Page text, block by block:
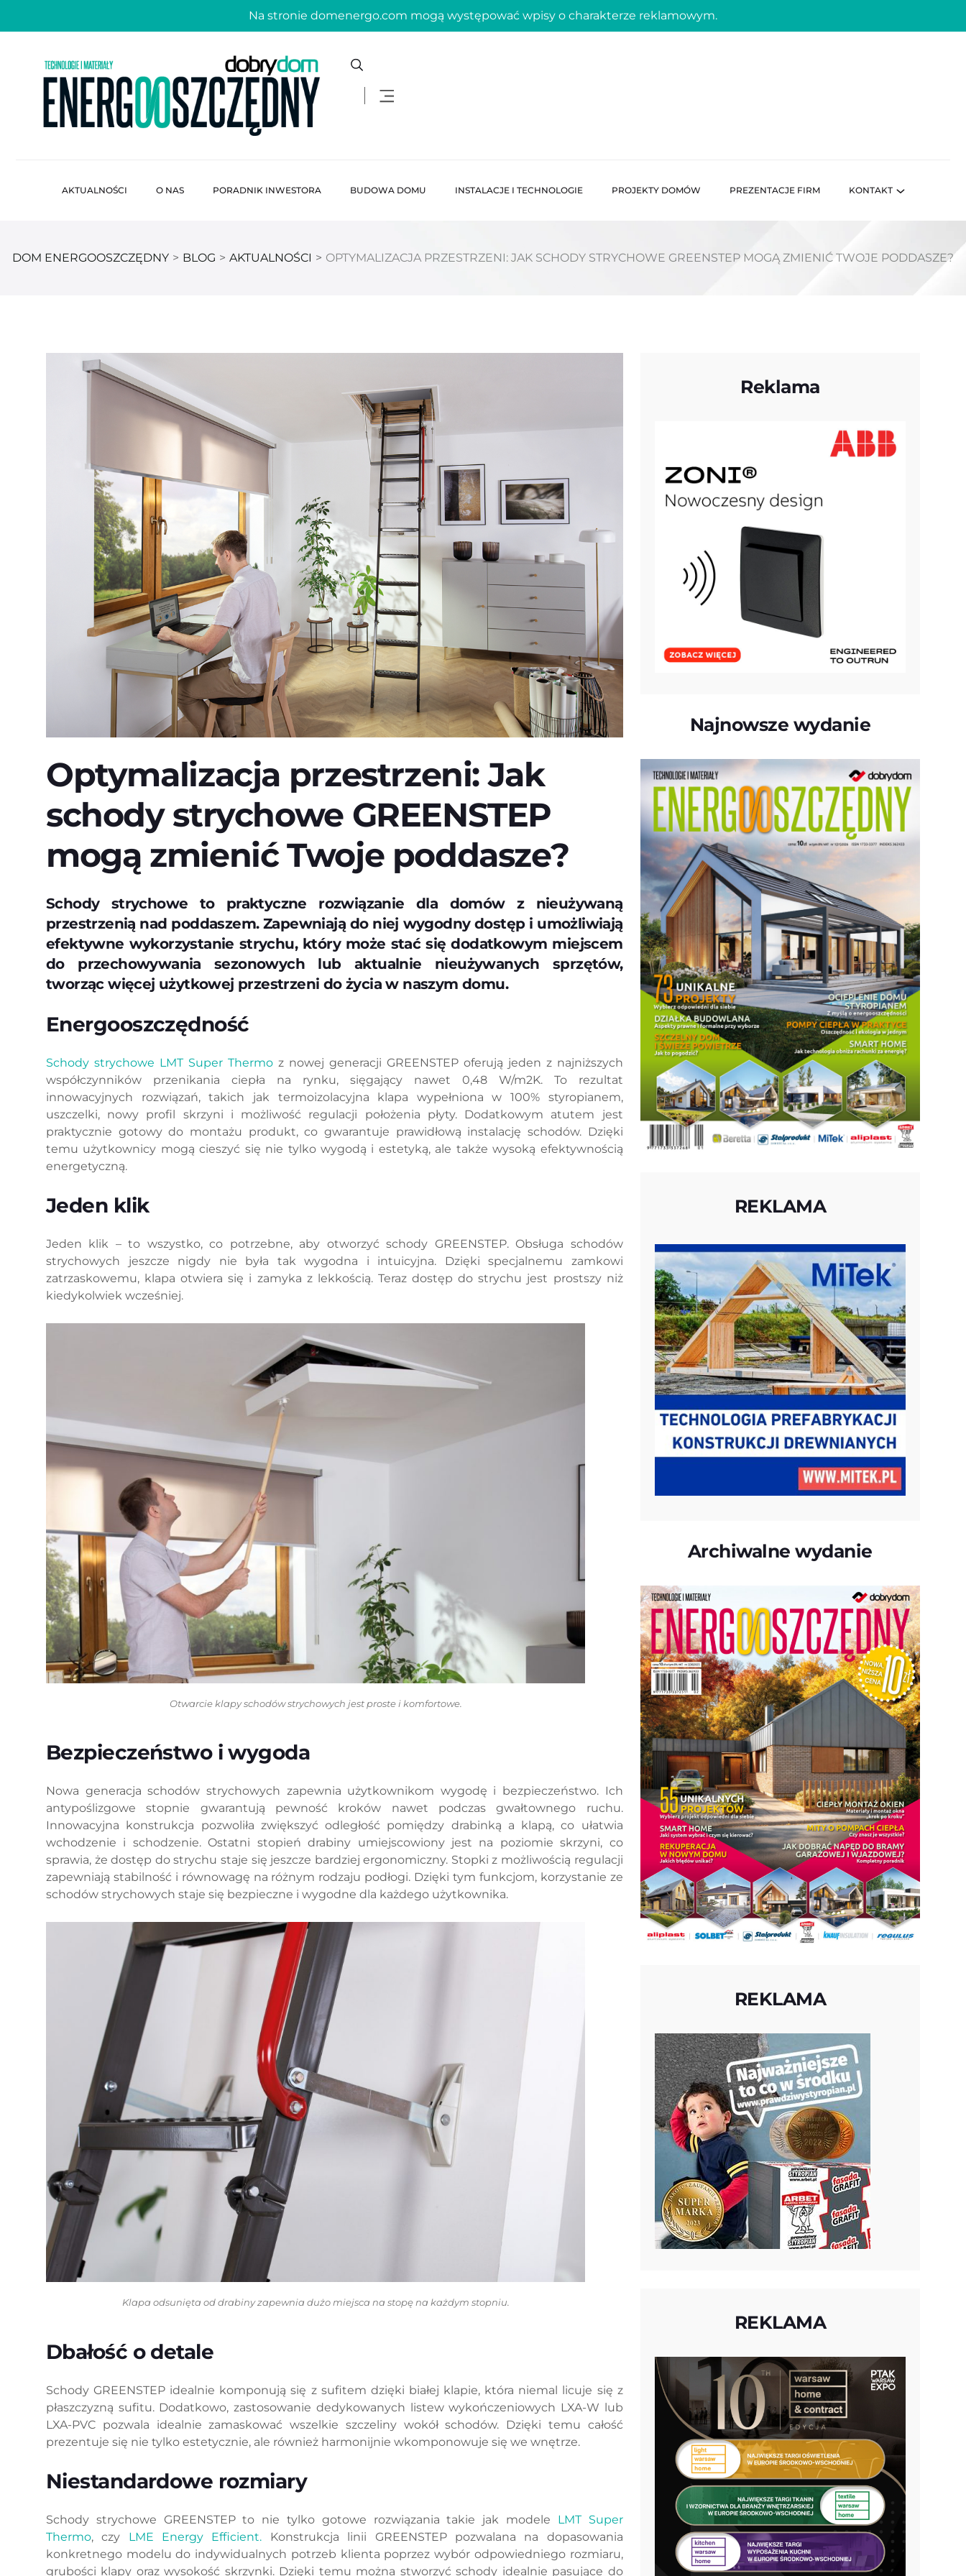
Na stronie domenergo.com mogą występować wpisy o charakterze reklamowym.
AKTUALNOŚCI O NAS PORADNIK INWESTORA BUDOWA DOMU INSTALACJE I TECHNOLOGIE PROJEKTY DOMÓW PREZENTACJE FIRM KONTAKT
DOM ENERGOOSZCZĘDNY > BLOG > AKTUALNOŚCI > OPTYMALIZACJA PRZESTRZENI: JAK SCHODY STRYCHOWE GREENSTEP MOGĄ ZMIENIĆ TWOJE PODDASZE?
Optymalizacja przestrzeni: Jak
schody strychowe GREENSTEP
mogą zmienić Twoje poddasze?
Schody strychowe to praktyczne rozwiązanie dla domów z nieużywaną
przestrzenią nad poddaszem. Zapewniają do niej wygodny dostęp i umożliwiają
efektywne wykorzystanie strychu, który może stać się dodatkowym miejscem
do przechowywania sezonowych lub aktualnie nieużywanych sprzętów,
tworząc więcej użytkowej przestrzeni do życia w naszym domu.
Energooszczędność
Schody strychowe LMT Super Thermoz nowej generacji GREENSTEP oferują jeden z najniższych
współczynników przenikania ciepła na rynku, sięgający nawet 0,48 W/m2K. To rezultat
innowacyjnych rozwiązań, takich jak termoizolacyjna klapa wypełniona w 100% styropianem,
uszczelki, nowy profil skrzyni i możliwość regulacji położenia płyty. Dodatkowym atutem jest
praktycznie gotowy do montażu produkt, co gwarantuje prawidłową instalację schodów. Dzięki
temu użytkownicy mogą cieszyć się nie tylko wygodą i estetyką, ale także wysoką efektywnością
energetyczną.
Jeden klik
Jeden klik – to wszystko, co potrzebne, aby otworzyć schody GREENSTEP. Obsługa schodów
strychowych jeszcze nigdy nie była tak wygodna i intuicyjna. Dzięki specjalnemu zamkowi
zatrzaskowemu, klapa otwiera się i zamyka z lekkością. Teraz dostęp do strychu jest prostszy niż
kiedykolwiek wcześniej.
Otwarcie klapy schodów strychowych jest proste i komfortowe.
Bezpieczeństwo i wygoda
Nowa generacja schodów strychowych zapewnia użytkownikom wygodę i bezpieczeństwo. Ich
antypoślizgowe stopnie gwarantują pewność kroków nawet podczas gwałtownego ruchu.
Innowacyjna konstrukcja pozwoliła zwiększyć odległość pomiędzy drabinką a klapą, co ułatwia
wchodzenie i schodzenie. Ostatni stopień drabiny umiejscowiony jest na poziomie skrzyni, co
sprawia, że dostęp do strychu staje się jeszcze bardziej ergonomiczny. Stopki z możliwością regulacji
zapewniają stabilność i równowagę na różnym rodzaju podłogi. Dzięki tym funkcjom, korzystanie ze
schodów strychowych staje się bezpieczne i wygodne dla każdego użytkownika.
Klapa odsunięta od drabiny zapewnia dużo miejsca na stopę na każdym stopniu.
Dbałość o detale
Schody GREENSTEP idealnie komponują się z sufitem dzięki białej klapie, która niemal licuje się z
płaszczyzną sufitu. Dodatkowo, zastosowanie dedykowanych listew wykończeniowych LXA-W lub
LXA-PVC pozwala idealnie zamaskować wszelkie szczeliny wokół schodów. Dzięki temu całość
prezentuje się nie tylko estetycznie, ale również harmonijnie wkomponowuje się we wnętrze.
Niestandardowe rozmiary
Schody strychowe GREENSTEP to nie tylko gotowe rozwiązania takie jak modele LMT Super
Thermo, czy LME Energy Efficient. Konstrukcja linii GREENSTEP pozwalana na dopasowania
konkretnego modelu do indywidualnych potrzeb klienta poprzez wybór odpowiedniego rozmiaru,
grubości klapy oraz wysokość skrzynki. Dzięki temu można stworzyć schody idealnie pasujące do
Reklama
Najnowsze wydanie
REKLAMA
Archiwalne wydanie
REKLAMA
REKLAMA